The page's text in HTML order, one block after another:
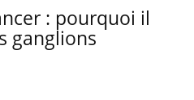
: pourquoi il
ganglions